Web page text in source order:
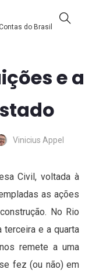
do Brasil
e a
Vinicius Appel
Civil, voltada à
as ações
No Rio
terceira e a quarta
remete a uma
fez (ou não) em